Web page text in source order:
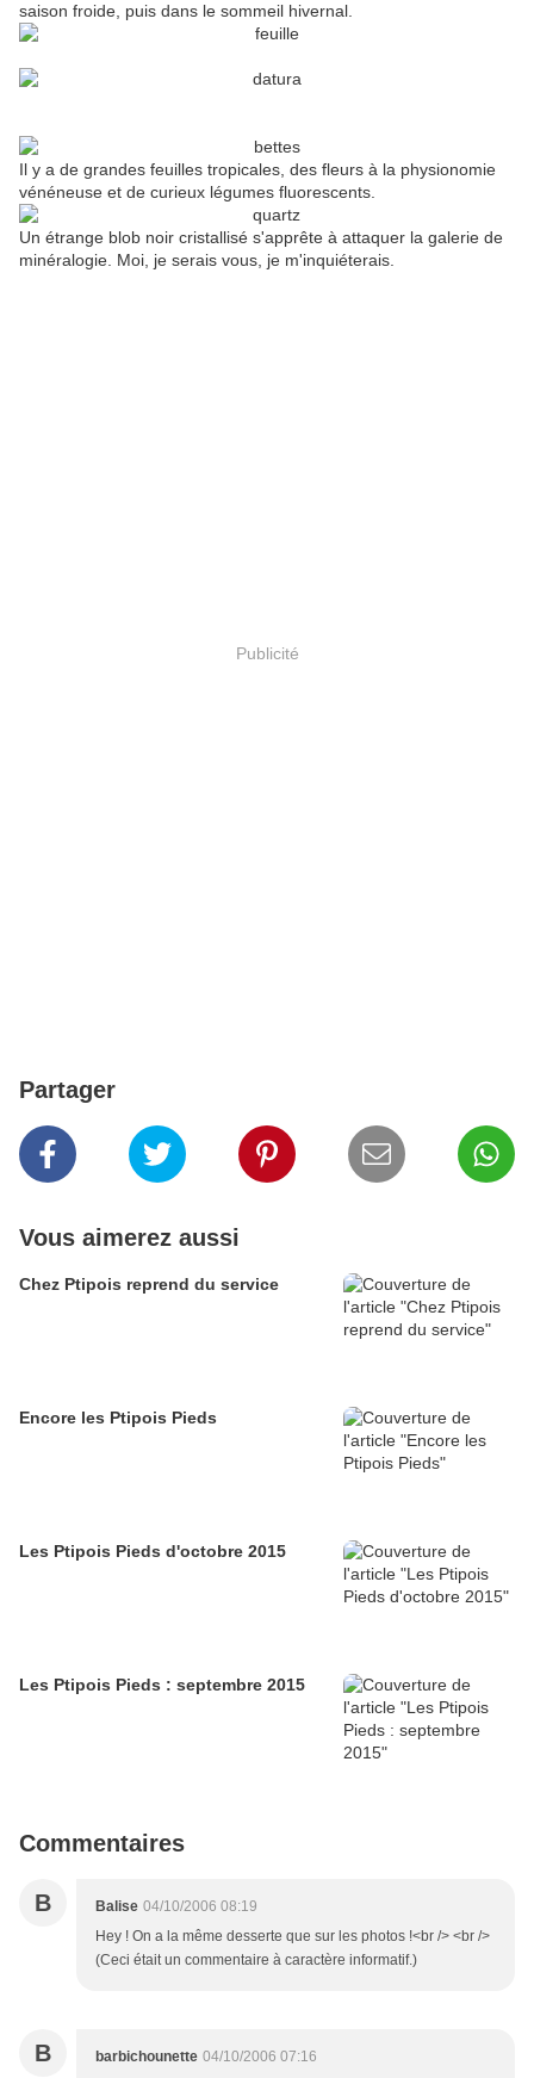
saison froide, puis dans le sommeil hivernal.
Il y a de grandes feuilles tropicales, des fleurs à la physionomie
vénéneuse et de curieux légumes fluorescents.
Un étrange blob noir cristallisé s'apprête à attaquer la galerie de
minéralogie. Moi, je serais vous, je m'inquiéterais.
Publicité
Partager
Vous aimerez aussi
Chez Ptipois reprend du service
Encore les Ptipois Pieds
Les Ptipois Pieds d'octobre 2015
Les Ptipois Pieds : septembre 2015
Commentaires
B Balise 04/10/2006 08:19
Hey ! On a la même desserte que sur les photos !<br /> <br />
(Ceci était un commentaire à caractère informatif.)
B barbichounette 04/10/2006 07:16